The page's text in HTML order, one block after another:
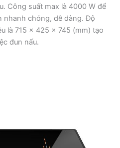
Công suất max là 4000 W để
nhanh chóng, dễ dàng. Độ
là 715 x 425 x 745 (mm) tạo
đun nấu.